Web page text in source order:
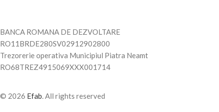
BANCA ROMANA DE DEZVOLTARE
RO11BRDE280SV02912902800
Trezorerie operativa Municipiul Piatra Neamt
RO68TREZ4915069XXX001714
© 2026 Efab. All rights reserved